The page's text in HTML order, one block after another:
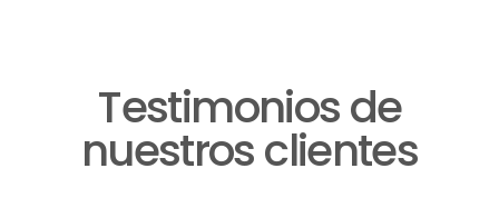
Testimonios de
nuestros clientes